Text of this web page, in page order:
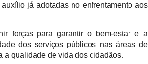
já adotadas no enfrentamento aos
forças para garantir o bem-estar e a
dos serviços públicos nas áreas de
a qualidade de vida dos cidadãos.